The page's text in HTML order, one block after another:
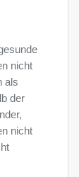
nicht
als
der
nicht